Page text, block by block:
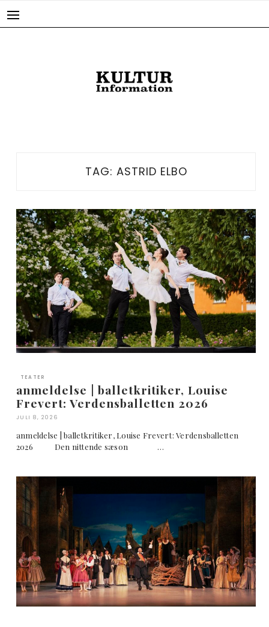
TAG: ASTRID ELBO
TEATER
anmeldelse | balletkritiker, Louise
Frevert: Verdensballetten 2026
JULI 8, 2026
anmeldelse | balletkritiker, Louise Frevert: Verdensballetten
2026 Den nittende sæson …